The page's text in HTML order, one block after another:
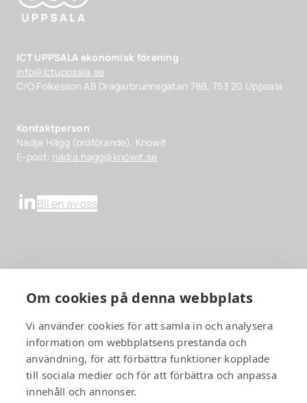
Om cookies på denna webbplats
Vi använder cookies för att samla in och analysera
information om webbplatsens prestanda och
användning, för att förbättra funktioner kopplade
till sociala medier och för att förbättra och anpassa
innehåll och annonser.
ICT UPPSALA ekonomisk förening
info@ictuppsala.se
C/O Folkesson AB Dragarbrunnsgatan 78B, 753 20 Uppsala
Kontaktperson
Nadja Hägg (ordförande), Knowit
E-post: nadja.hagg@knowit.se
Bli en av oss
Medlemmar
Events
Artiklar
Bli medlem
Samarbetspartners
Kontakt